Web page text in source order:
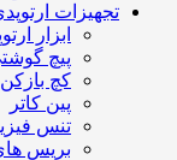
تجهیزات
ابزار
پیچ
کچ بازکن
پین کاتر
تنس
بریس